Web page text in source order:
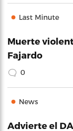
Last Minute
Muerte
Fajardo
0
News
Advierte el